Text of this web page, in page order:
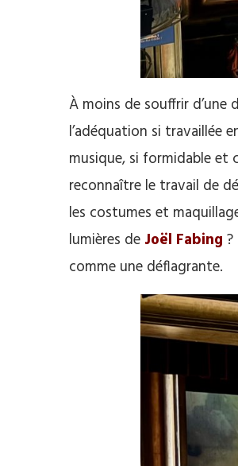
À moins de souffrir d’une
l’adéquation si travaillée
musique, si formidable et
reconnaître le travail de
les costumes et
lumières de Joël Fabing
comme une déflagrante.